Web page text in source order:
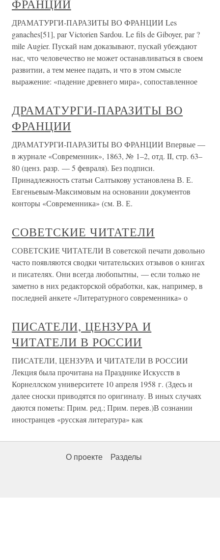
ФРАНЦИИ
ДРАМАТУРГИ-ПАРАЗИТЫ ВО ФРАНЦИИ Les
ganaches[51], par Victorien Sardou. Le fils de Giboyer, par ?
mile Augier. Пускай нам доказывают, пускай убеждают
нас, что человечество не может останавливаться в своем
развитии, а тем менее падать, и что в этом смысле
выражение: «падение древнего мира», сопоставленное
ДРАМАТУРГИ-ПАРАЗИТЫ ВО
ФРАНЦИИ
ДРАМАТУРГИ-ПАРАЗИТЫ ВО ФРАНЦИИ Впервые —
в журнале «Современник», 1863, № 1–2, отд. II, стр. 63–
80 (ценз. разр. — 5 февраля). Без подписи.
Принадлежность статьи Салтыкову установлена В. Е.
Евгеньевым-Максимовым на основании документов
конторы «Современника» (см. В. Е.
СОВЕТСКИЕ ЧИТАТЕЛИ
СОВЕТСКИЕ ЧИТАТЕЛИ В советской печати довольно
часто появляются сводки читательских отзывов о книгах
и писателях. Они всегда любопытны, — если только не
заметно в них редакторской обработки, как, например, в
последней анкете «Литературного современника» о
ПИСАТЕЛИ, ЦЕНЗУРА И
ЧИТАТЕЛИ В РОССИИ
ПИСАТЕЛИ, ЦЕНЗУРА И ЧИТАТЕЛИ В РОССИИ
Лекция была прочитана на Празднике Искусств в
Корнеллском университете 10 апреля 1958 г. (Здесь и
далее сноски приводятся по оригиналу. В иных случаях
даются пометы: Прим. ред.; Прим. перев.)В сознании
иностранцев «русская литература» как
О проекте Разделы